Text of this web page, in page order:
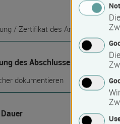
/ Zertifikat des Anbieters
des Abschlusses
dokumentieren